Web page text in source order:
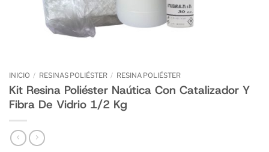
INICIO / RESINAS POLIÉSTER / RESINA POLIÉSTER
Kit Resina Poliéster Naútica Con Catalizador Y
Fibra De Vidrio 1/2 Kg